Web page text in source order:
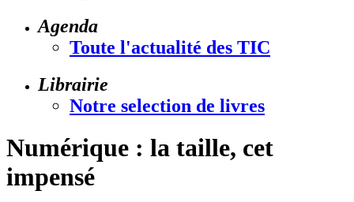
Agenda
Toute l'actualité des TIC
Librairie
Notre selection de livres
Numérique : la taille, cet
impensé